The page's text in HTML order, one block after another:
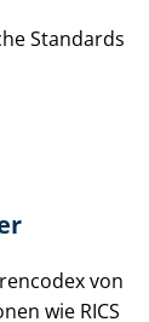
Standards
von
wie RICS